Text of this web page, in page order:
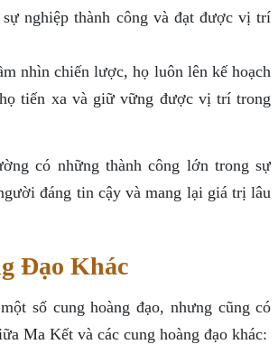
nghiệp thành công và đạt được vị trí
nhìn chiến lược, họ luôn lên kế hoạch
tiến xa và giữ vững được vị trí trong
có những thành công lớn trong sự
đáng tin cậy và mang lại giá trị lâu
Đạo Khác
số cung hoàng đạo, nhưng cũng có
Ma Kết và các cung hoàng đạo khác: